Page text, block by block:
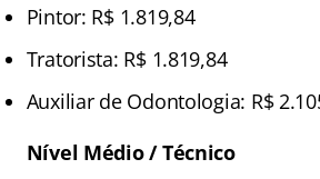
Pintor: R$ 1.819,84
Tratorista: R$ 1.819,84
Auxiliar de Odontologia: R$
Nível Médio / Técnico